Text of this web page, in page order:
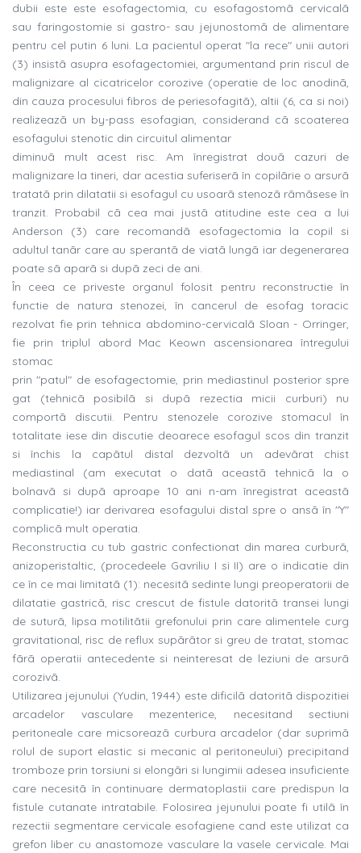
dubii este este esofagectomia, cu esofagostomã cervicalã
sau faringostomie si gastro- sau jejunostomã de alimentare
pentru cel putin 6 luni. La pacientul operat "la rece" unii autori
(3) insistã asupra esofagectomiei, argumentand prin riscul de
malignizare al cicatricelor corozive (operatie de loc anodinã,
din cauza procesului fibros de periesofagitã), altii (6, ca si noi)
realizeazã un by-pass esofagian, considerand cã scoaterea
esofagului stenotic din circuitul alimentar
diminuã mult acest risc. Am înregistrat douã cazuri de
malignizare la tineri, dar acestia suferiserã în copilãrie o arsurã
tratatã prin dilatatii si esofagul cu usoarã stenozã rãmãsese în
tranzit. Probabil cã cea mai justã atitudine este cea a lui
Anderson (3) care recomandã esofagectomia la copil si
adultul tanãr care au sperantã de viatã lungã iar degenerarea
poate sã aparã si dupã zeci de ani.
În ceea ce priveste organul folosit pentru reconstructie în
functie de natura stenozei, în cancerul de esofag toracic
rezolvat fie prin tehnica abdomino-cervicalã Sloan - Orringer,
fie prin triplul abord Mac Keown ascensionarea întregului
stomac
prin "patul" de esofagectomie, prin mediastinul posterior spre
gat (tehnicã posibilã si dupã rezectia micii curburi) nu
comportã discutii. Pentru stenozele corozive stomacul în
totalitate iese din discutie deoarece esofagul scos din tranzit
si închis la capãtul distal dezvoltã un adevãrat chist
mediastinal (am executat o datã aceastã tehnicã la o
bolnavã si dupã aproape 10 ani n-am înregistrat aceastã
complicatie!) iar derivarea esofagului distal spre o ansã în "Y"
complicã mult operatia.
Reconstructia cu tub gastric confectionat din marea curburã,
anizoperistaltic, (procedeele Gavriliu I si II) are o indicatie din
ce în ce mai limitatã (1): necesitã sedinte lungi preoperatorii de
dilatatie gastricã, risc crescut de fistule datoritã transei lungi
de suturã, lipsa motilitãtii grefonului prin care alimentele curg
gravitational, risc de reflux supãrãtor si greu de tratat, stomac
fãrã operatii antecedente si neinteresat de leziuni de arsurã
corozivã.
Utilizarea jejunului (Yudin, 1944) este dificilã datoritã dispozitiei
arcadelor vasculare mezenterice, necesitand sectiuni
peritoneale care micsoreazã curbura arcadelor (dar suprimã
rolul de suport elastic si mecanic al peritoneului) precipitand
tromboze prin torsiuni si elongãri si lungimii adesea insuficiente
care necesitã în continuare dermatoplastii care predispun la
fistule cutanate intratabile. Folosirea jejunului poate fi utilã în
rezectii segmentare cervicale esofagiene cand este utilizat ca
grefon liber cu anastomoze vasculare la vasele cervicale. Mai